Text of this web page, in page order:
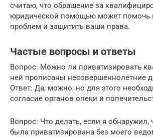
считаю, что обращение за
юридической помощью может помочь
проблем и защитить ваши права.
Частые вопросы и ответы
Вопрос: Можно ли приватизировать
ней прописаны несовершеннолетние
Ответ: Да, можно, но для этого
согласие органов опеки и
Вопрос: Что делать, если я обнаружил,
была приватизирована без моего